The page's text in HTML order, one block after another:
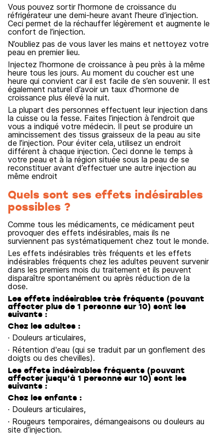
Vous pouvez sortir l’hormone de croissance du
réfrigérateur une demi-heure avant l’heure d’injection.
Ceci permet de la réchauffer légèrement et augmente le
confort de l’injection.
N’oubliez pas de vous laver les mains et nettoyez votre
peau en premier lieu.
Injectez l’hormone de croissance à peu près à la même
heure tous les jours. Au moment du coucher est une
heure qui convient car il est facile de s’en souvenir. Il est
également naturel d’avoir un taux d’hormone de
croissance plus élevé la nuit.
La plupart des personnes effectuent leur injection dans
la cuisse ou la fesse. Faites l’injection à l’endroit que
vous a indiqué votre médecin. Il peut se produire un
amincissement des tissus graisseux de la peau au site
de l’injection. Pour éviter cela, utilisez un endroit
différent à chaque injection. Ceci donne le temps à
votre peau et à la région située sous la peau de se
reconstituer avant d’effectuer une autre injection au
même endroit
Quels sont ses effets indésirables
possibles ?
Comme tous les médicaments, ce médicament peut
provoquer des effets indésirables, mais ils ne
surviennent pas systématiquement chez tout le monde.
Les effets indésirables très fréquents et les effets
indésirables fréquents chez les adultes peuvent survenir
dans les premiers mois du traitement et ils peuvent
disparaître spontanément ou après réduction de la
dose.
Les effets indésirables très fréquents (pouvant
affecter plus de 1 personne sur 10) sont les
suivants :
Chez les adultes :
· Douleurs articulaires,
· Rétention d'eau (qui se traduit par un gonflement des
doigts ou des chevilles).
Les effets indésirables fréquents (pouvant
affecter jusqu’à 1 personne sur 10) sont les
suivants :
Chez les enfants :
· Douleurs articulaires,
· Rougeurs temporaires, démangeaisons ou douleurs au
site d’injection.